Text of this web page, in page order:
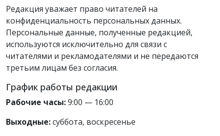
Редакция уважает право читателей на
конфиденциальность персональных данных.
Персональные данные, полученные редакцией,
используются исключительно для связи с
читателями и рекламодателями и не передаются
третьим лицам без согласия.
График работы редакции
Рабочие часы:9:00 — 16:00
Выходные:суббота, воскресенье